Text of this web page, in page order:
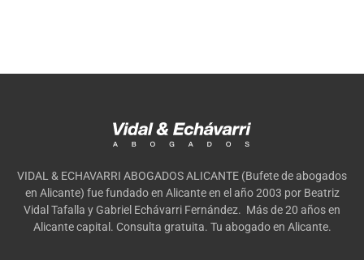
VIDAL & ECHAVARRI ABOGADOS ALICANTE (Bufete de abogados
en Alicante) fue fundado en Alicante en el año 2003 por Beatriz
Vidal Tafalla y Gabriel Echávarri Fernández. Más de 20 años en
Alicante capital. Consulta gratuita. Tu abogado en Alicante.